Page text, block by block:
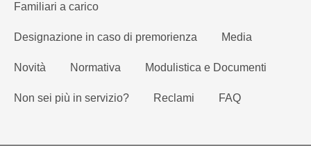
Familiari a carico
Designazione in caso di premorienza Media
Novità Normativa Modulistica e Documenti
Non sei più in servizio? Reclami FAQ